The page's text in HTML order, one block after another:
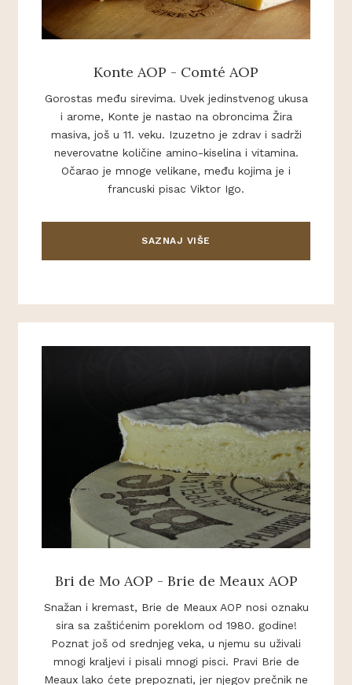
Konte AOP - Comté AOP
Gorostas među sirevima. Uvek jedinstvenog ukusa
i arome, Konte je nastao na obroncima Žira
masiva, još u 11. veku. Izuzetno je zdrav i sadrži
neverovatne količine amino-kiselina i vitamina.
Očarao je mnoge velikane, među kojima je i
francuski pisac Viktor Igo.
SAZNAJ VIŠE
Bri de Mo AOP - Brie de Meaux AOP
Snažan i kremast, Brie de Meaux AOP nosi oznaku
sira sa zaštićenim poreklom od 1980. godine!
Poznat još od srednjeg veka, u njemu su uživali
mnogi kraljevi i pisali mnogi pisci. Pravi Brie de
Meaux lako ćete prepoznati, jer njegov prečnik ne